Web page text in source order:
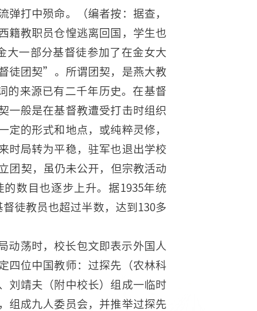
弹打中殒命。（编者按：据查，
籍教职员仓惶逃离回国，学生也
大一部分基督徒参加了在金女大
徒团契”。所谓团契，是燕大教
来源已有二千年历史。在基督
一般是在基督教遭受打击时组织
定的形式和地点，或纯粹灵修，
时局转为平稳，驻军也退出学校
团契，虽仍未公开，但宗教活动
数目也逐步上升。据1935年统
徒教员也超过半数，达到130多
动荡时，校长包文即表示外国人
四位中国教师：过探先（农林科
刘靖夫（附中校长）组成一临时
组成九人委员会，并推举过探先